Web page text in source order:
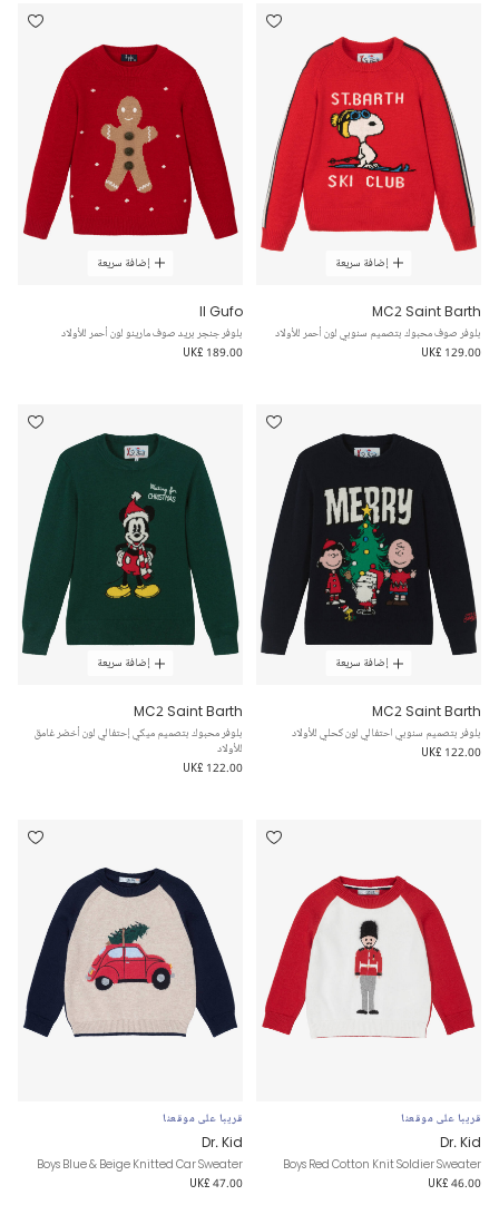
إضافة سريعة
MC2 Saint Barth
بلوفر صوف محبوك بتصميم سنوبي لون أحمر للأولاد
UK£ 129.00
إضافة سريعة
Il Gufo
بلوفر جنجر بريد صوف مارينو لون أحمر للأولاد
UK£ 189.00
إضافة سريعة
MC2 Saint Barth
بلوفر بتصميم سنوبي احتفالي لون كحلي للأولاد
UK£ 122.00
إضافة سريعة
MC2 Saint Barth
بلوفر محبوك بتصميم ميكي إحتفالي لون أخضر غامق
للأولاد
UK£ 122.00
قريبا على موقعنا
Dr. Kid
Boys Red Cotton Knit Soldier Sweater
UK£ 46.00
قريبا على موقعنا
Dr. Kid
Boys Blue & Beige Knitted Car Sweater
UK£ 47.00